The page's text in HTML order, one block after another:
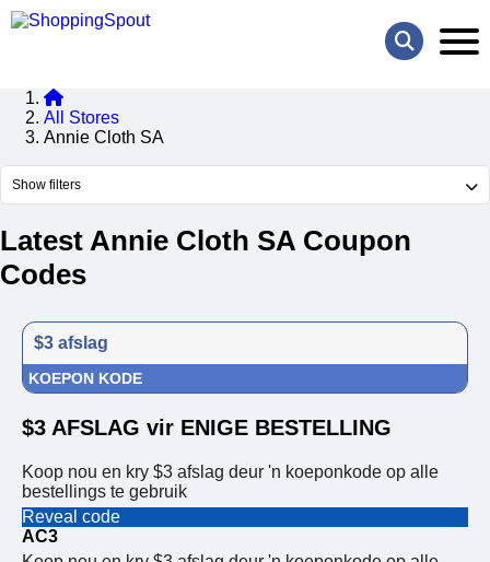
All Stores
Annie Cloth SA
Show filters
Latest Annie Cloth SA Coupon
Codes
$3 afslag
KOEPON KODE
$3 AFSLAG vir ENIGE BESTELLING
Koop nou en kry $3 afslag deur 'n koeponkode op alle
bestellings te gebruik
Reveal code
AC3